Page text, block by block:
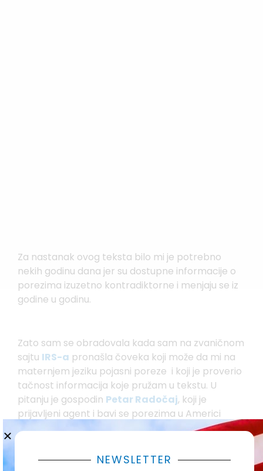
Za nastanak ovog teksta bilo mi je potrebno
nekih godinu dana jer su dostupne informacije o
porezima izuzetno kontradiktorne i menjaju se iz
godine u godinu.
Zato sam se obradovala kada sam na zvaničnom
sajtu IRS-a pronašla čoveka koji može da mi na
maternjem jeziku pojasni poreze i koji je proverio
tačnost informacija koje pružam u tekstu. U
pitanju je gospodin Petar Radočaj, koji je
prijavljeni agent i bavi se porezima u Americi
preko deset godina.
NEWSLETTER